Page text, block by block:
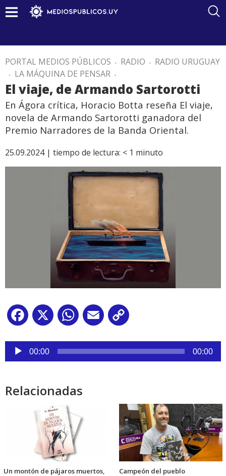
PORTAL MEDIOS PÚBLICOS . RADIO . RADIO URUGUAY
. LA MÁQUINA DE PENSAR .
El viaje, de Armando Sartorotti
En Ágora crítica, Horacio Botta reseña El viaje,
novela de Armando Sartorotti ganadora del
Premio Narradores de la Banda Oriental.
25.09.2024 | tiempo de lectura: < 1 minuto
Facebook
X WhatsApp
Email
Reproductor
audio
00:00 00:00
Relacionadas
Un montón de pájaros muertos,
Campeón del pueblo